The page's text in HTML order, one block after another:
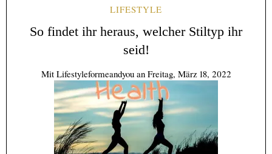
LIFESTYLE
So findet ihr heraus, welcher Stiltyp ihr
seid!
Mit Lifestyleformeandyou an Freitag, März 18, 2022